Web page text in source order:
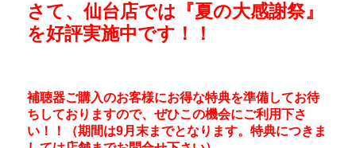
さて、仙台店では『夏の大感謝祭』
を好評実施中です！！
補聴器ご購入のお客様にお得な特典を準備してお待
ちしておりますので、ぜひこの機会にご利用下さ
い！！（期間は9月末までとなります。特典につきま